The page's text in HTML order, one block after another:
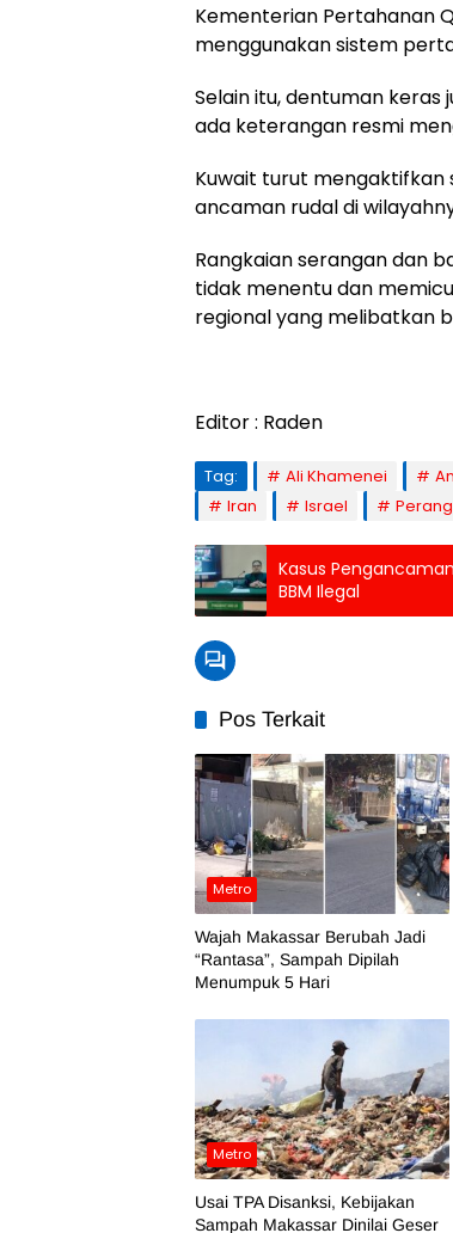
Kementerian Pertahanan
menggunakan sistem
Selain itu, dentuman keras
ada keterangan resmi
Kuwait turut
ancaman rudal di
Rangkaian serangan dan
tidak menentu dan
regional yang melibatkan
Editor : Raden
Tag: Ali Khamenei
Iran
Israel
Kasus
BBM Ilegal
Pos Terkait
Metro
Wajah Makassar Berubah Jadi
“Rantasa”, Sampah Dipilah
Menumpuk 5 Hari
Metro
Usai TPA Disanksi, Kebijakan
Sampah Makassar Dinilai Geser